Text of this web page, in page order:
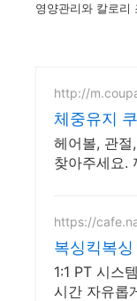
영양관리와 칼로리
http://
체중유지
헤어볼, 관
찾아주세요.
https://
복싱킥복
1:1 PT 시스
시간 자유롭